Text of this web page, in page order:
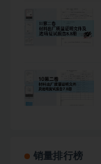
销量排行榜